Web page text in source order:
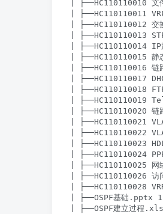
| ├──HC110110010
| ├──HC110110011
| ├──HC110110012
| ├──HC110110013
| ├──HC110110014
| ├──HC110110015
| ├──HC110110016
| ├──HC110110017
| ├──HC110110018
| ├──HC110110019
| ├──HC110110020
| ├──HC110110021
| ├──HC110110022
| ├──HC110110023
| ├──HC110110024
| ├──HC110110025
| ├──HC110110026
| ├──HC110110028
| ├──OSPF基础.pptx
| ├──OSPF建立过程